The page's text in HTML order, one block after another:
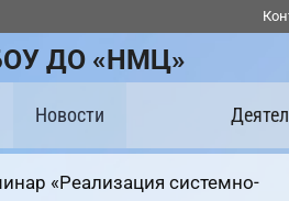
ДО «НМЦ»
Новости
«Реализация системно-